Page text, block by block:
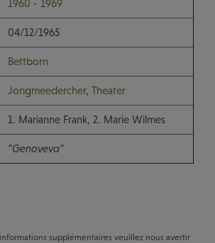
1960 - 1969
04/12/1965
Bettborn
Jongmeedercher, Theater
1. Marianne Frank, 2. Marie Wilmes
"Genoveva"
supplémentaires veuillez nous avertir